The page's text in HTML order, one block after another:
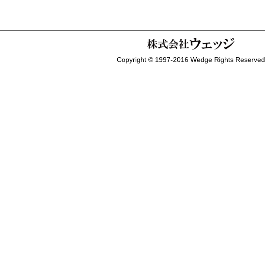
Copyright © 1997-2016 Wedge Rights Reserved